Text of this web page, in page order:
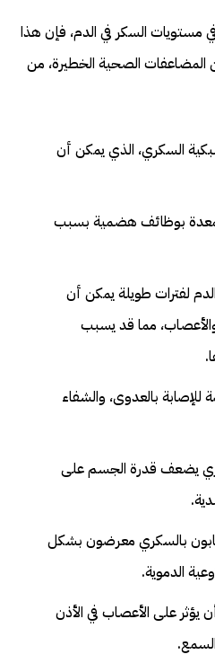
مستويات السكر في الدم، فإن هذا
الصحية الخطيرة، من
السكري، الذي يمكن أن
بوظائف هضمية بسبب
لفترات طويلة يمكن أن
مما قد يسبب
للإصابة بالعدوى، والشفاء
يضعف قدرة الجسم على
بالسكري معرضون بشكل
الدموية.
يؤثر على الأعصاب في الأذن